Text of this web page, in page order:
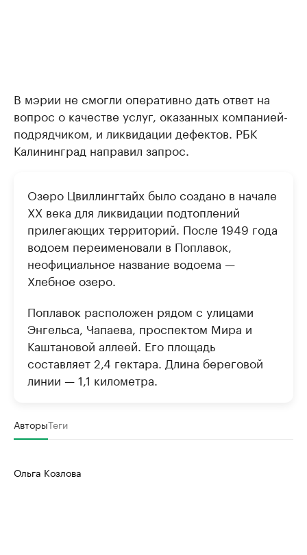
В мэрии не смогли оперативно дать ответ на
вопрос о качестве услуг, оказанных компанией-
подрядчиком, и ликвидации дефектов. РБК
Калининград направил запрос.
Озеро Цвиллингтайх было создано в начале
XX века для ликвидации подтоплений
прилегающих территорий. После 1949 года
водоем переименовали в Поплавок,
неофициальное название водоема —
Хлебное озеро.
Поплавок расположен рядом с улицами
Энгельса, Чапаева, проспектом Мира и
Каштановой аллеей. Его площадь
составляет 2,4 гектара. Длина береговой
линии — 1,1 километра.
АвторыТеги
Ольга Козлова